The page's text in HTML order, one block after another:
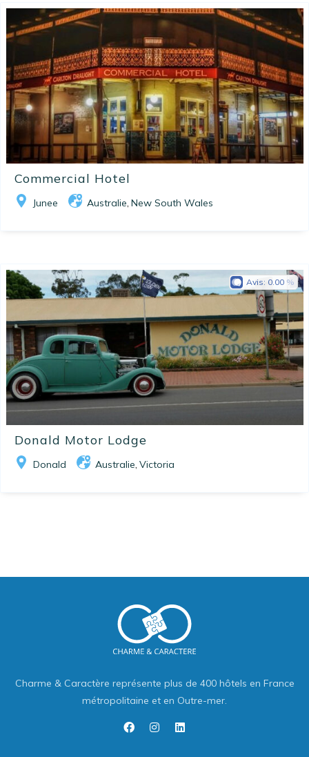
Commercial Hotel
Junee Australie, New South Wales
Donald Motor Lodge
Donald Australie, Victoria
Avis: 0.00
Charme & Caractère représente plus de 400 hôtels en France
métropolitaine et en Outre-mer.